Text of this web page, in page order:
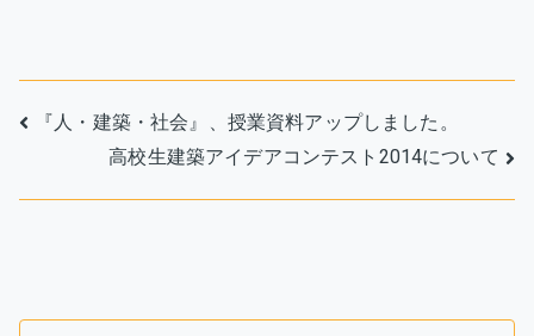
投
ゲ
『人・建築・社会』、授業資料アップしました。
高校生建築アイデアコンテスト2014について